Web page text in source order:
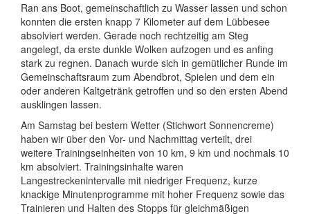
Ran ans Boot, gemeinschaftlich zu Wasser lassen und schon
konnten die ersten knapp 7 Kilometer auf dem Lübbesee
absolviert werden. Gerade noch rechtzeitig am Steg
angelegt, da erste dunkle Wolken aufzogen und es anfing
stark zu regnen. Danach wurde sich in gemütlicher Runde im
Gemeinschaftsraum zum Abendbrot, Spielen und dem ein
oder anderen Kaltgetränk getroffen und so den ersten Abend
ausklingen lassen.
Am Samstag bei bestem Wetter (Stichwort Sonnencreme)
haben wir über den Vor- und Nachmittag verteilt, drei
weitere Trainingseinheiten von 10 km, 9 km und nochmals 10
km absolviert. Trainingsinhalte waren
Langestreckenintervalle mit niedriger Frequenz, kurze
knackige Minutenprogramme mit hoher Frequenz sowie das
Trainieren und Halten des Stopps für gleichmäßigen